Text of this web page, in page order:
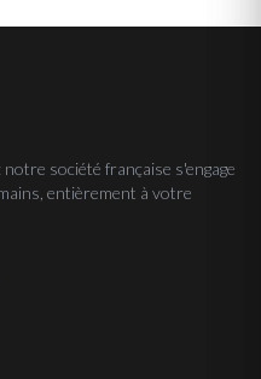
société française s'engage
entièrement à votre